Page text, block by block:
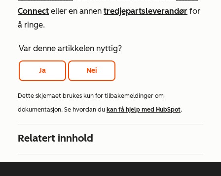
Connect eller en annen tredjepartsleverandør for
å ringe.
Var denne artikkelen nyttig?
Ja Nei
Dette skjemaet brukes kun for tilbakemeldinger om
dokumentasjon. Se hvordan du kan få hjelp med HubSpot.
Relatert innhold